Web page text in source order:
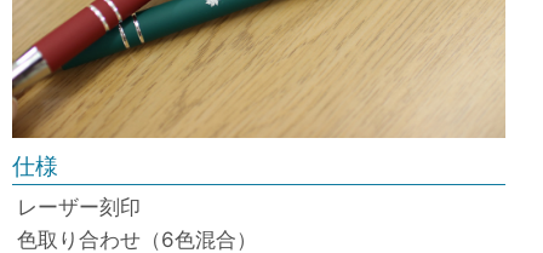
仕様
レーザー刻印
色取り合わせ（6色混合）